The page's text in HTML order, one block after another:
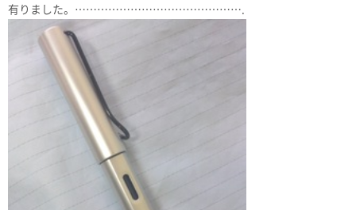
有りました。……………………………………….